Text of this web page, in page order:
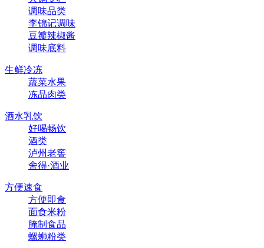
调味品类
李锦记调味
豆瓣辣椒酱
调味底料
生鲜冷冻
蔬菜水果
冻品肉类
酒水乳饮
好喝畅饮
酒类
泸州老窖
舍得·酒业
方便速食
方便即食
面食米粉
腌制食品
螺蛳粉类